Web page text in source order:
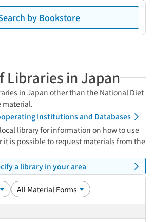
by Bookstore
Libraries in Japan
in Japan other than the National Diet
material.
Institutions and Databases
library for information on how to use
it is possible to request materials from the
a library in your area